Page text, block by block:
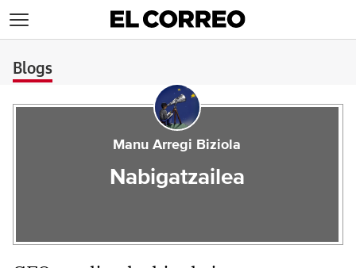
Blogs
Manu Arregi Biziola
Nabigatzailea